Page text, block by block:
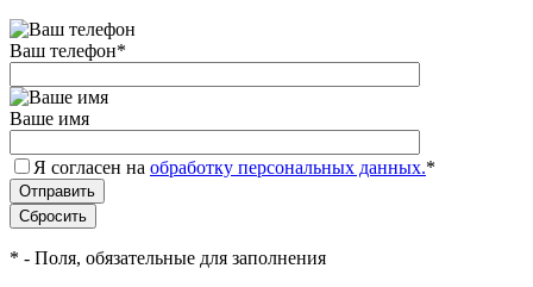
Ваш телефон*
Ваше имя
Я согласен на обработку персональных данных.*
* - Поля, обязательные для заполнения